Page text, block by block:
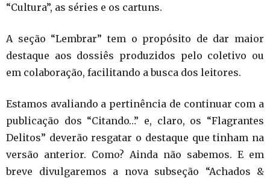
“Cultura”, as séries e os cartuns.
A seção “Lembrar” tem o propósito de dar maior
destaque aos dossiês produzidos pelo coletivo ou
em colaboração, facilitando a busca dos leitores.
Estamos avaliando a pertinência de continuar com a
publicação dos “Citando…” e, claro, os “Flagrantes
Delitos” deverão resgatar o destaque que tinham na
versão anterior. Como? Ainda não sabemos. E em
breve divulgaremos a nova subseção “Achados &